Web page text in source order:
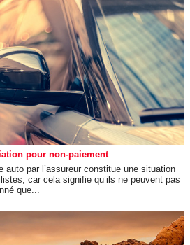
pour non-paiement
auto par l’assureur constitue une situation
car cela signifie qu’ils ne peuvent pas
que...